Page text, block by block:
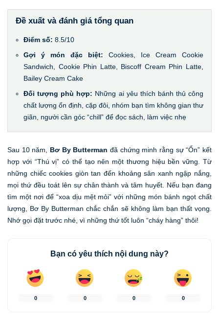
Đề xuất và đánh giá tổng quan
Điểm số: 8.5/10
Gợi ý món đặc biệt: Cookies, Ice Cream Cookie
Sandwich, Cookie Phin Latte, Biscoff Cream Phin Latte,
Bailey Cream Cake
Đối tượng phù hợp: Những ai yêu thích bánh thủ công
chất lượng ổn định, cặp đôi, nhóm bạn tìm không gian thư
giãn, người cần góc “chill” để đọc sách, làm việc nhẹ
Sau 10 năm, Bơ By Butterman đã chứng minh rằng sự “Ổn” kết
hợp với “Thú vị” có thể tạo nên một thương hiệu bền vững. Từ
những chiếc cookies giòn tan đến khoảng sân xanh ngập nắng,
mọi thứ đều toát lên sự chân thành và tâm huyết. Nếu bạn đang
tìm một nơi để “xoa dịu mệt mỏi” với những món bánh ngọt chất
lượng, Bơ By Butterman chắc chắn sẽ không làm bạn thất vọng.
Nhớ gọi đặt trước nhé, vì những thứ tốt luôn “cháy hàng” thôi!
Bạn có yêu thích nội dung này?
0 0 0 0